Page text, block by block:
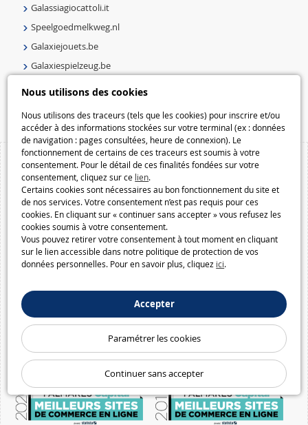
Nous utilisons des cookies
Nous utilisons des traceurs (tels que les cookies) pour inscrire et/ou
accéder à des informations stockées sur votre terminal (ex : données
de navigation : pages consultées, heure de connexion). Le
fonctionnement de certains de ces traceurs est soumis à votre
consentement. Pour le détail de ces finalités fondées sur votre
consentement, cliquez sur ce lien.
Certains cookies sont nécessaires au bon fonctionnement du site et
de nos services. Votre consentement n’est pas requis pour ces
cookies. En cliquant sur « continuer sans accepter » vous refusez les
cookies soumis à votre consentement.
Vous pouvez retirer votre consentement à tout moment en cliquant
sur le lien accessible dans notre politique de protection de vos
données personnelles. Pour en savoir plus, cliquez ici.
Accepter
Paramétrer les cookies
Continuer sans accepter
Galassiagiocattoli.it
Speelgoedmelkweg.nl
Galaxiejouets.be
Galaxiespielzeug.be